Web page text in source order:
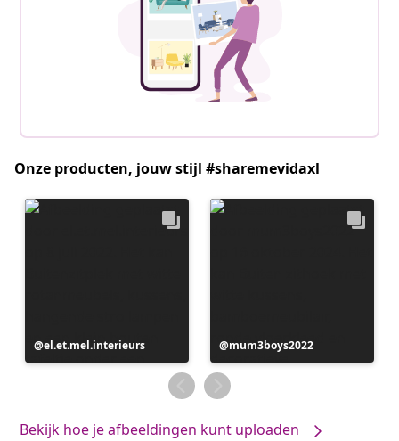
Onze producten, jouw stijl #sharemevidaxl
Bericht
gepubliceerd
el.et.mel.interieurs
Bericht
gepubliceerd
door
mum3boys2022
Bekijk hoe je afbeeldingen kunt uploaden